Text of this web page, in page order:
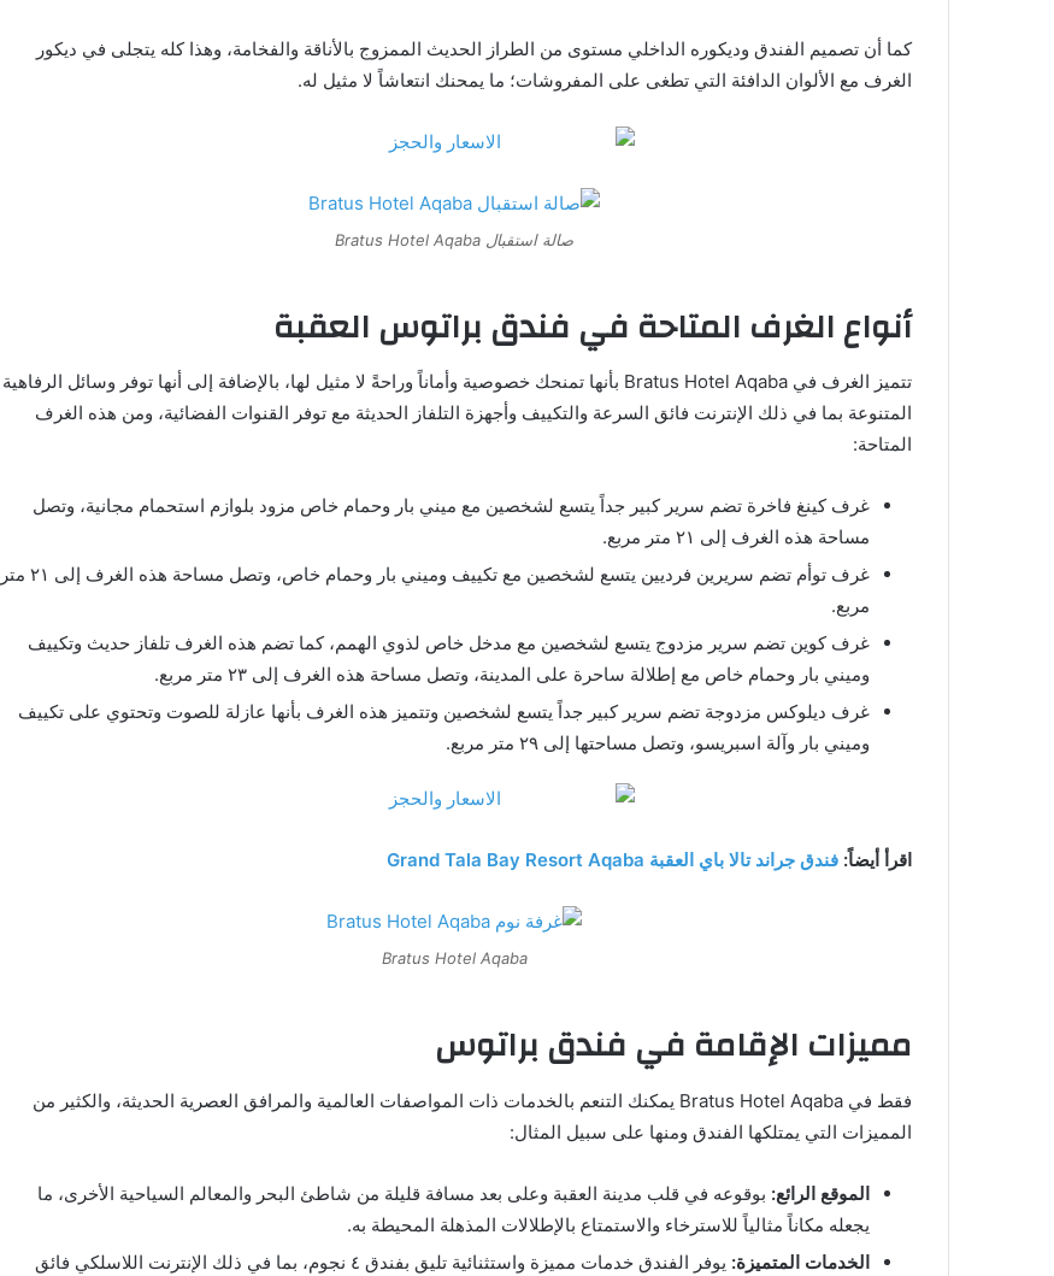
كما أن تصميم الفندق وديكوره الداخلي مستوى من الطراز الحديث الممزوج بالأناقة والفخامة، وهذا كله يتجلى في ديكور
الغرف مع الألوان الدافئة التي تطغى على المفروشات؛ ما يمحنك انتعاشاً لا مثيل له.
صالة استقبال Bratus Hotel Aqaba
أنواع الغرف المتاحة في فندق براتوس العقبة
تتميز الغرف في Bratus Hotel Aqaba بأنها تمنحك خصوصية وأماناً وراحةً لا مثيل لها، بالإضافة إلى أنها توفر وسائل الرفاهية
المتنوعة بما في ذلك الإنترنت فائق السرعة والتكييف وأجهزة التلفاز الحديثة مع توفر القنوات الفضائية، ومن هذه الغرف
المتاحة:
غرف كينغ فاخرة تضم سرير كبير جداً يتسع لشخصين مع ميني بار وحمام خاص مزود بلوازم استحمام مجانية، وتصل
مساحة هذه الغرف إلى ٢١ متر مربع.
غرف توأم تضم سريرين فرديين يتسع لشخصين مع تكييف وميني بار وحمام خاص، وتصل مساحة هذه الغرف إلى ٢١ متر
مربع.
غرف كوين تضم سرير مزدوج يتسع لشخصين مع مدخل خاص لذوي الهمم، كما تضم هذه الغرف تلفاز حديث وتكييف
وميني بار وحمام خاص مع إطلالة ساحرة على المدينة، وتصل مساحة هذه الغرف إلى ٢٣ متر مربع.
غرف ديلوكس مزدوجة تضم سرير كبير جداً يتسع لشخصين وتتميز هذه الغرف بأنها عازلة للصوت وتحتوي على تكييف
وميني بار وآلة اسبريسو، وتصل مساحتها إلى ٢٩ متر مربع.
اقرأ أيضاً: فندق جراند تالا باي العقبة Grand Tala Bay Resort Aqaba
Bratus Hotel Aqaba
مميزات الإقامة في فندق براتوس
فقط في Bratus Hotel Aqaba يمكنك التنعم بالخدمات ذات المواصفات العالمية والمرافق العصرية الحديثة، والكثير من
المميزات التي يمتلكها الفندق ومنها على سبيل المثال:
الموقع الرائع: بوقوعه في قلب مدينة العقبة وعلى بعد مسافة قليلة من شاطئ البحر والمعالم السياحية الأخرى، ما
يجعله مكاناً مثالياً للاسترخاء والاستمتاع بالإطلالات المذهلة المحيطة به.
الخدمات المتميزة:
يوفر الفندق خدمات مميزة واستثنائية تليق بفندق ٤ نجوم، بما في ذلك الإنترنت اللاسلكي فائق